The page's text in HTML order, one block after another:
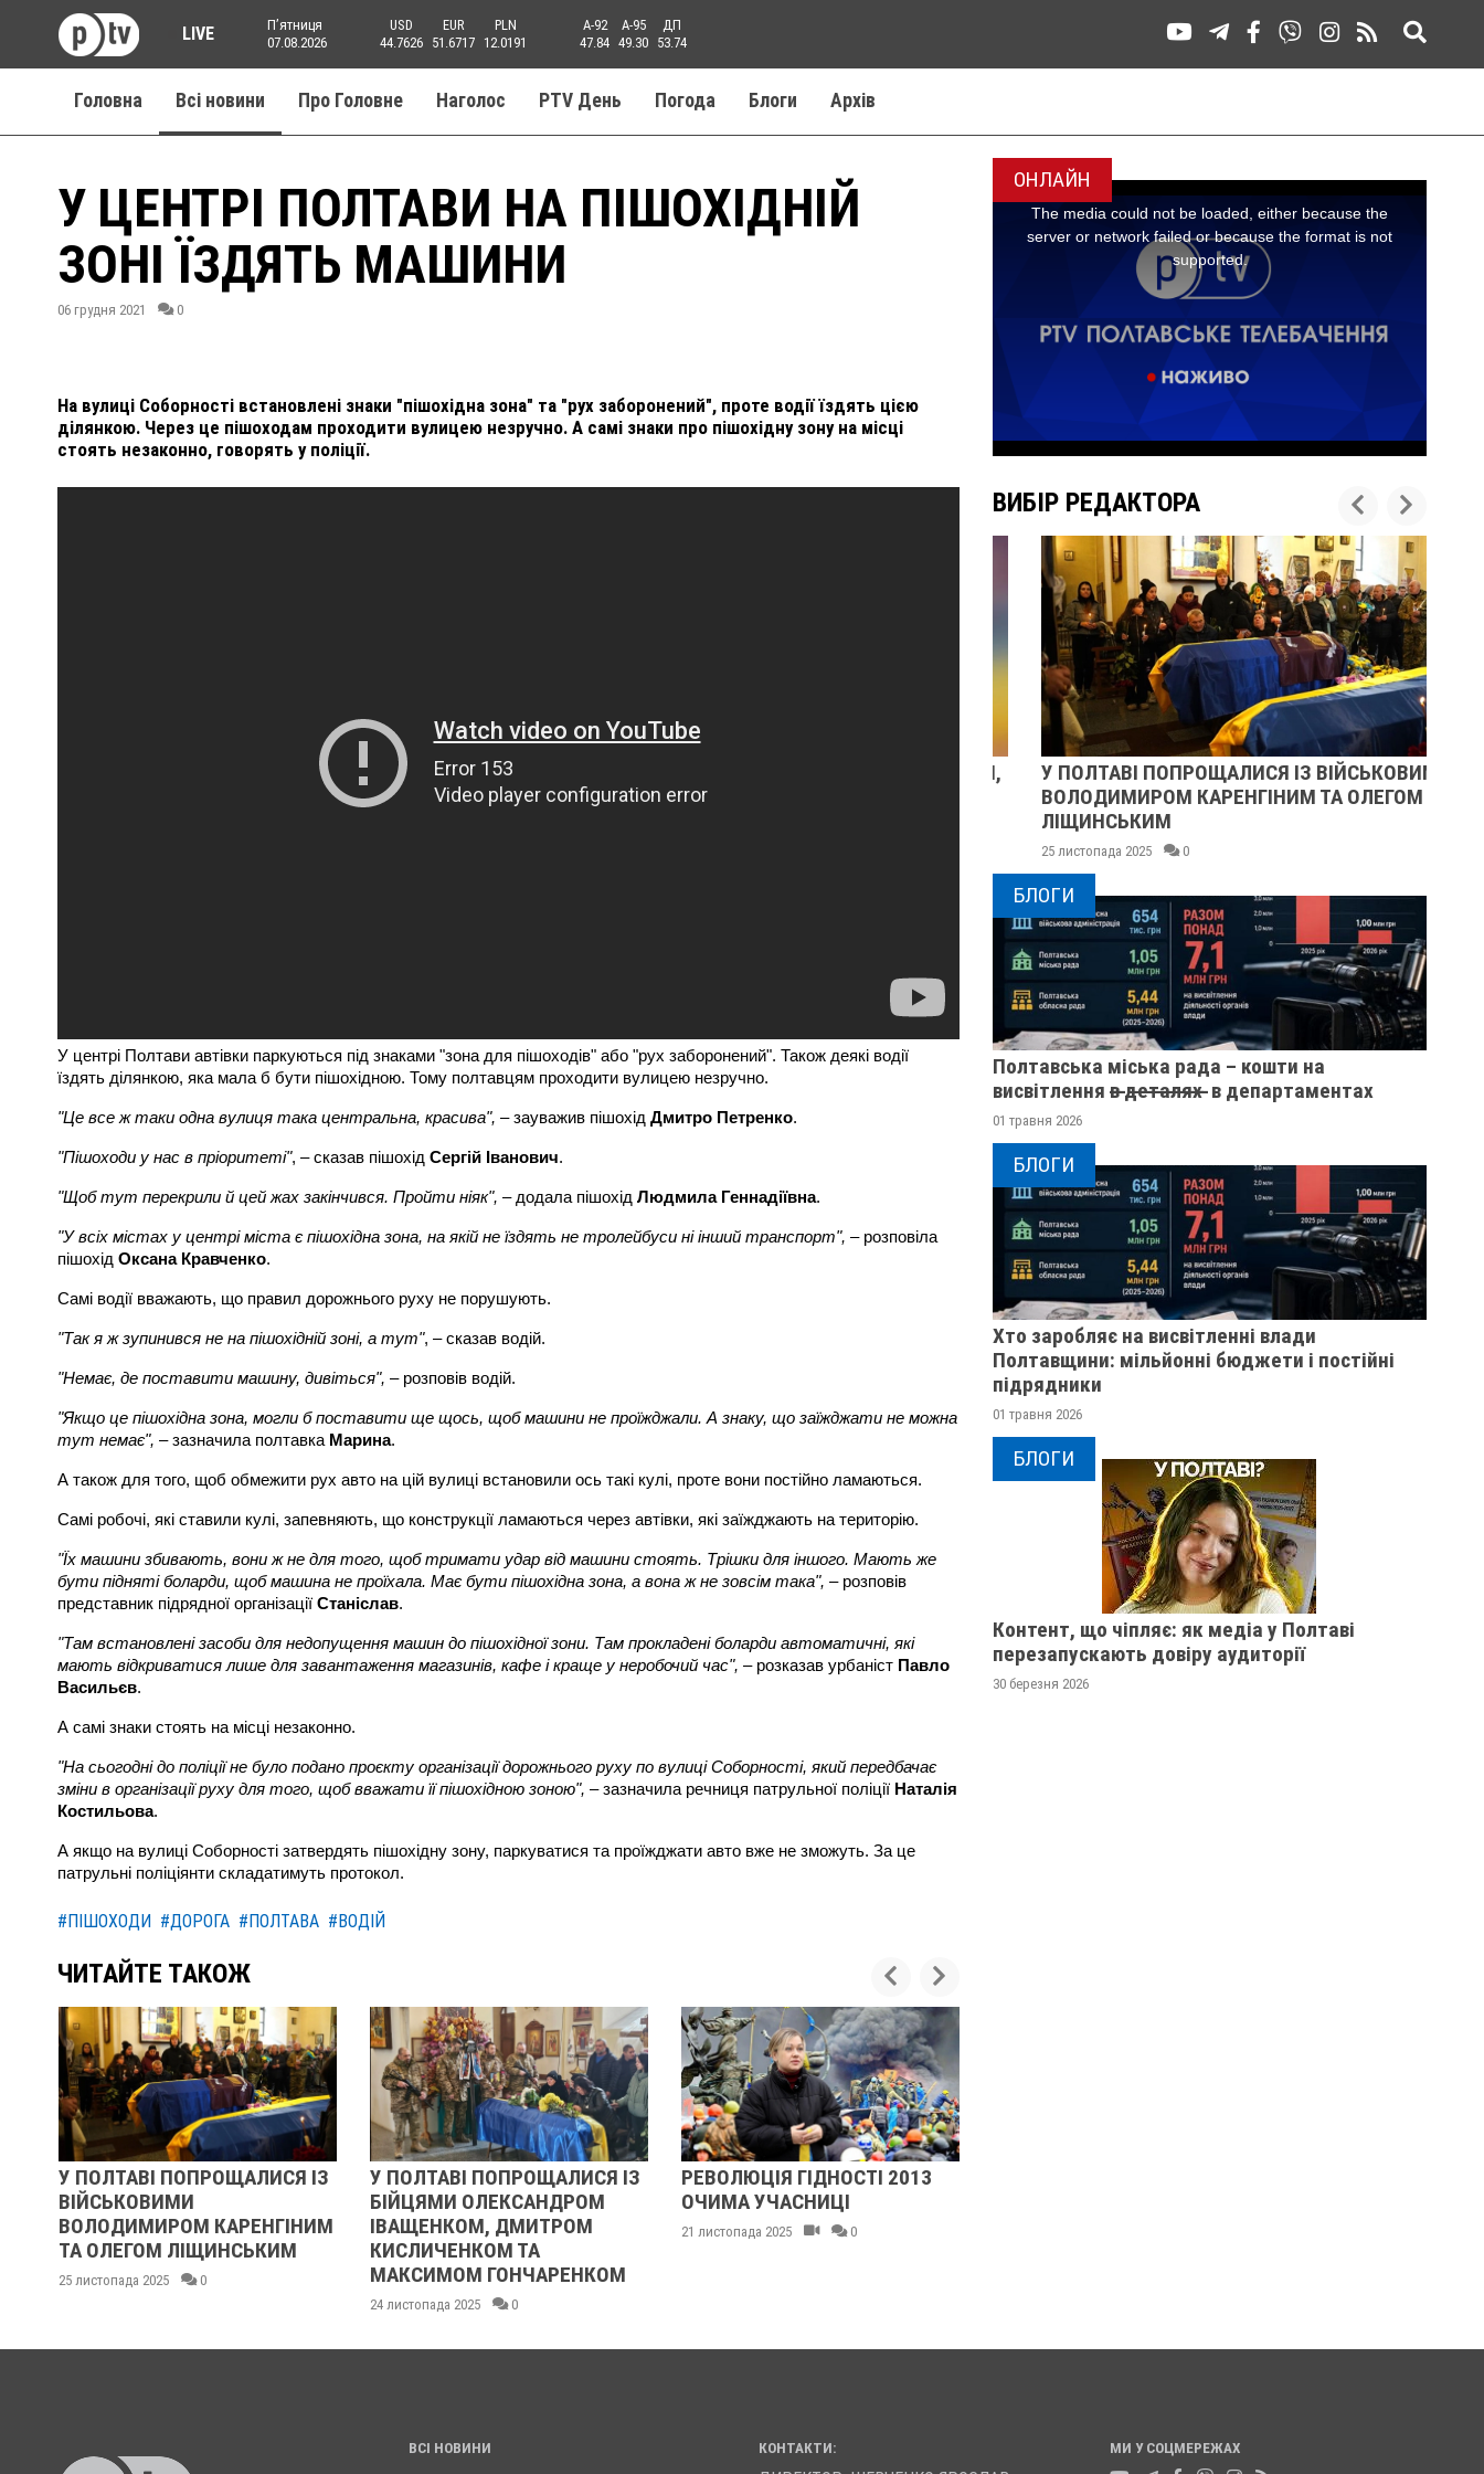
LIVE
Пʼятниця
07.08.2026
USD
44.7626
EUR
51.6717
PLN
12.0191
A-92
47.84
A-95
49.30
ДП
53.74
Головна Всі новини Про Головне Наголос PTV День Погода Блоги Aрхів
У ЦЕНТРІ ПОЛТАВИ НА ПІШОХІДНІЙ
ЗОНІ ЇЗДЯТЬ МАШИНИ
06 грудня 2021 0
На вулиці Соборності встановлені знаки "пішохідна зона" та "рух заборонений", проте водії їздять цією
ділянкою. Через це пішоходам проходити вулицею незручно. А самі знаки про пішохідну зону на місці
стоять незаконно, говорять у поліції.
У центрі Полтави автівки паркуються під знаками "зона для пішоходів" або "рух заборонений". Також деякі водії
їздять ділянкою, яка мала б бути пішохідною. Тому полтавцям проходити вулицею незручно.
"Це все ж таки одна вулиця така центральна, красива", – зауважив пішохід Дмитро Петренко.
"Пішоходи у нас в пріоритеті", – сказав пішохід Сергій Іванович.
"Щоб тут перекрили й цей жах закінчився. Пройти ніяк", – додала пішохід Людмила Геннадіївна.
"У всіх містах у центрі міста є пішохідна зона, на якій не їздять не тролейбуси ні інший транспорт", – розповіла
пішохід Оксана Кравченко.
Самі водії вважають, що правил дорожнього руху не порушують.
"Так я ж зупинився не на пішохідній зоні, а тут", – сказав водій.
"Немає, де поставити машину, дивіться", – розповів водій.
"Якщо це пішохідна зона, могли б поставити ще щось, щоб машини не проїжджали. А знаку, що заїжджати не можна
тут немає", – зазначила полтавка Марина.
А також для того, щоб обмежити рух авто на цій вулиці встановили ось такі кулі, проте вони постійно ламаються.
Самі робочі, які ставили кулі, запевняють, що конструкції ламаються через автівки, які заїжджають на територію.
"Їх машини збивають, вони ж не для того, щоб тримати удар від машини стоять. Трішки для іншого. Мають же
бути підняті боларди, щоб машина не проїхала. Має бути пішохідна зона, а вона ж не зовсім така", – розповів
представник підрядної організації Станіслав.
"Там встановлені засоби для недопущення машин до пішохідної зони. Там прокладені боларди автоматичні, які
мають відкриватися лише для завантаження магазинів, кафе і краще у неробочий час", – розказав урбаніст Павло
Васильєв.
А самі знаки стоять на місці незаконно.
"На сьогодні до поліції не було подано проєкту організації дорожнього руху по вулиці Соборності, який передбачає
зміни в організації руху для того, щоб вважати її пішохідною зоною", – зазначила речниця патрульної поліції Наталія
Костильова.
А якщо на вулиці Соборності затвердять пішохідну зону, паркуватися та проїжджати авто вже не зможуть. За це
патрульні поліціянти складатимуть протокол.
#ПІШОХОДИ #ДОРОГА #ПОЛТАВА #ВОДІЙ
ЧИТАЙТЕ ТАКОЖ
ПОПРОЩАЛИСЯ ІЗ
КАРЕНГІНИМ
ЛІЩИНСЬКИМ
2025 0
У ПОЛТАВІ ПОПРОЩАЛИСЯ ІЗ
БІЙЦЯМИ ОЛЕКСАНДРОМ
ІВАЩЕНКОМ, ДМИТРОМ
КИСЛИЧЕНКОМ ТА
МАКСИМОМ ГОНЧАРЕНКОМ
24 листопада 2025 0
РЕВОЛЮЦІЯ ГІДНОСТІ 2013
ОЧИМА УЧАСНИЦІ
21 листопада 2025 0
ЖІНКА ШТОВХНУЛА
ОНЛАЙН
ВИБІР РЕДАКТОРА
ПОЛІЦІЯ ПОЛТАВЩИНИ РОЗШУКУЄ 62-РІЧНУ
ПОМЕР ВОЇН ЮРІЙ ВОЙТИК
У ПОЛТАВІ ПОПРОЩАЛИСЯ ІЗ ВІЙСЬКОВИМИ
ВОЛОДИМИРОМ КАРЕНГІНИМ ТА ОЛЕГОМ
ЛІЩИНСЬКИМ
25 листопада 2025 0
БЛОГИ
Полтавська міська рада – кошти на
висвітлення в̶ ̶д̶е̶т̶а̶л̶я̶х̶ ̶ в департаментах
01 травня 2026
БЛОГИ
Хто заробляє на висвітленні влади
Полтавщини: мільйонні бюджети і постійні
підрядники
01 травня 2026
БЛОГИ
Контент, що чіпляє: як медіа у Полтаві
перезапускають довіру аудиторії
30 березня 2026
ВСІ НОВИНИ
КОНТАКТИ: МИ У СОЦМЕРЕЖАХ